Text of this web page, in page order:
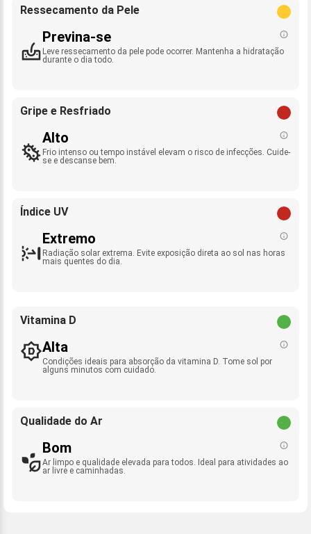
Ressecamento da Pele
Previna-se
Leve ressecamento da pele pode ocorrer. Mantenha a hidratação
durante o dia todo.
Gripe e Resfriado
Alto
Frio intenso ou tempo instável elevam o risco de infecções. Cuide-
se e descanse bem.
Índice UV
Extremo
Radiação solar extrema. Evite exposição direta ao sol nas horas
mais quentes do dia.
Vitamina D
Alta
Condições ideais para absorção da vitamina D. Tome sol por
alguns minutos com cuidado.
Qualidade do Ar
Bom
Ar limpo e qualidade elevada para todos. Ideal para atividades ao
ar livre e caminhadas.